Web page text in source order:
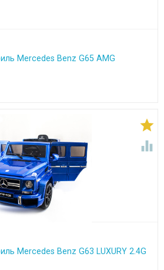
Mercedes Benz G65 AMG


Mercedes Benz G63 LUXURY 2.4G